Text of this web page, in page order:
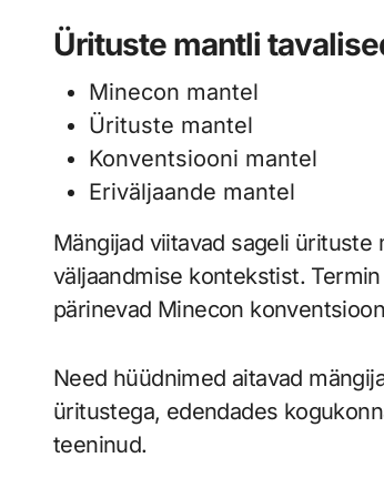
Ürituste mantli
Minecon mantel
Ürituste mantel
Konventsiooni mantel
Eriväljaande mantel
Mängijad viitavad sageli
väljaandmise kontekstist.
pärinevad Minecon
Need hüüdnimed aitavad
üritustega, edendades
teeninud.